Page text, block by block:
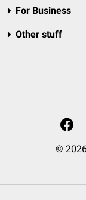
For Business
Other stuff
©